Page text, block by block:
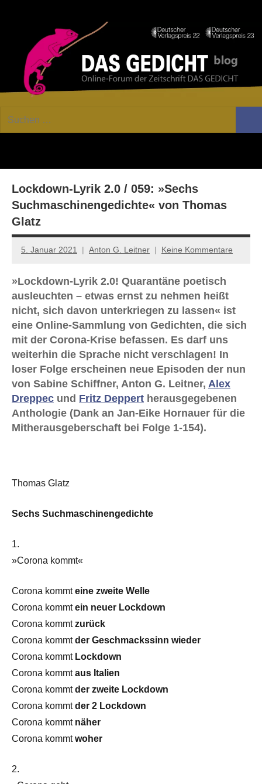
GEDICHT
Forum
von
Lyrik,
Essay
Suchen
Lockdown-Lyrik 2.0 / 059: »Sechs
Suchmaschinengedichte« von Thomas
Glatz
5. Januar 2021 Anton G. Leitner Keine Kommentare
»Lockdown-Lyrik 2.0! Quarantäne poetisch
ausleuchten – etwas ernst zu nehmen heißt
nicht, sich davon unterkriegen zu lassen« ist
eine Online-Sammlung von Gedichten, die sich
mit der Corona-Krise befassen. Es darf uns
weiterhin die Sprache nicht verschlagen! In
loser Folge erscheinen neue Episoden der nun
von Sabine Schiffner, Anton G. Leitner, Alex
Dreppec und Fritz Deppert herausgegebenen
Anthologie (Dank an Jan-Eike Hornauer für die
Mitherausgeberschaft bei Folge 1-154).
Thomas Glatz
Sechs Suchmaschinengedichte
1.
»Corona kommt«
Corona kommteine zweite Welle
Corona kommtein neuer Lockdown
Corona kommtzurück
Corona kommtder Geschmackssinn wieder
Corona kommt Lockdown
Corona kommtaus Italien
Corona kommtder zweite Lockdown
Corona kommtder 2 Lockdown
Corona kommt näher
Corona kommtwoher
2.